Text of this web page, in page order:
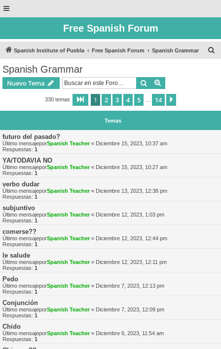
Free Spanish Forum
Spanish Institute of Puebla Free Spanish Forum Spanish Grammar
Spanish Grammar
Nuevo Tema Buscar
330 temas Página de 14
1 2 3 4 5 14
Temas
futuro del pasado?
Último mensajeporSpanish Teacher« Diciembre 15, 2023, 10:37 am
Respuestas: 1
YA/TODAVIA NO
Último mensajeporSpanish Teacher« Diciembre 15, 2023, 10:27 am
Respuestas: 1
verbo dudar
Último mensajeporSpanish Teacher« Diciembre 13, 2023, 12:38 pm
Respuestas: 1
subjuntivo
Último mensajeporSpanish Teacher« Diciembre 12, 2023, 1:03 pm
Respuestas: 1
comerse??
Último mensajeporSpanish Teacher« Diciembre 12, 2023, 12:44 pm
Respuestas: 1
le salude
Último mensajeporSpanish Teacher« Diciembre 12, 2023, 12:11 pm
Respuestas: 1
Pedo
Último mensajeporSpanish Teacher« Diciembre 7, 2023, 12:13 pm
Respuestas: 1
Conjunción
Último mensajeporSpanish Teacher« Diciembre 7, 2023, 12:09 pm
Respuestas: 1
Chido
Último mensajeporSpanish Teacher« Diciembre 6, 2023, 11:54 am
Respuestas: 1